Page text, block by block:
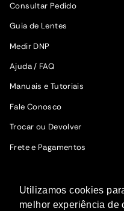
Utilizamos cookies
melhor experiência de
Consultar Pedido
Guia de Lentes
Medir DNP
Ajuda / FAQ
Manuais e Tutoriais
Fale Conosco
Trocar ou Devolver
Frete e Pagamentos
Fique por dentro das